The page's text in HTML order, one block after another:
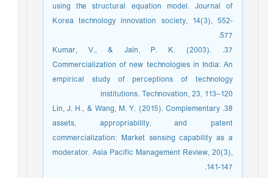
using the structural equation model. Journal of
Korea technology innovation society, 14(3), 552-
577.‏
37. Kumar, V., & Jain, P. K. (2003).
Commercialization of new technologies in India: An
empirical study of perceptions of technology
institutions. Technovation, 23, 113–120
38. Lin, J. H., & Wang, M. Y. (2015). Complementary
assets, appropriability, and patent
commercialization: Market sensing capability as a
moderator. Asia Pacific Management Review, 20(3),
141-147.‏